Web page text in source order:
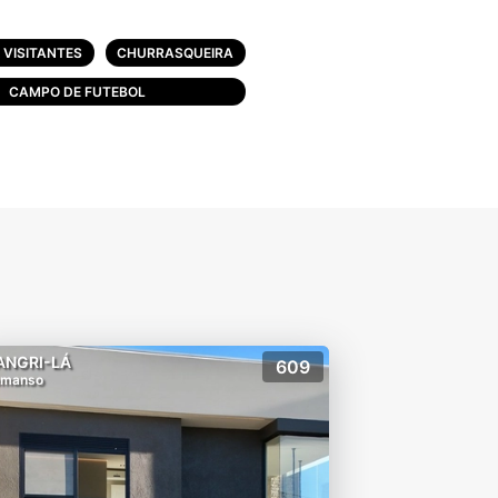
sentadas cada.CHURRASQUEIRA
CAMPO DE FUTEBOL
LÁ 609